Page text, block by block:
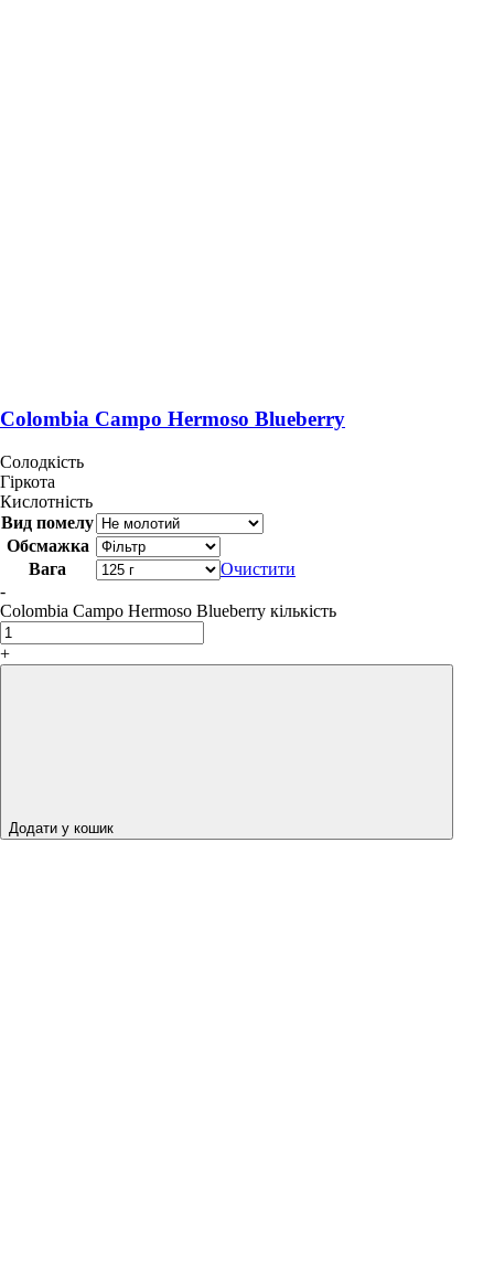
Colombia Campo Hermoso Blueberry
Солодкість
Гіркота
Кислотність
Вид помелу
Обсмажка
Вага
Очистити
-
Colombia Campo Hermoso Blueberry кількість
+
Додати у кошик